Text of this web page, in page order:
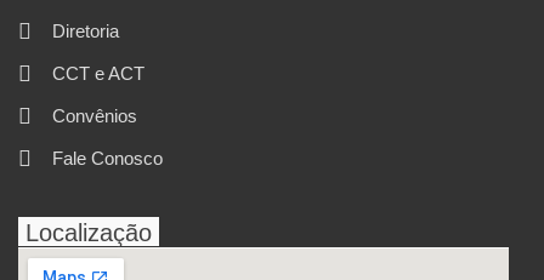
Diretoria
CCT e ACT
Convênios
Fale Conosco
Localização